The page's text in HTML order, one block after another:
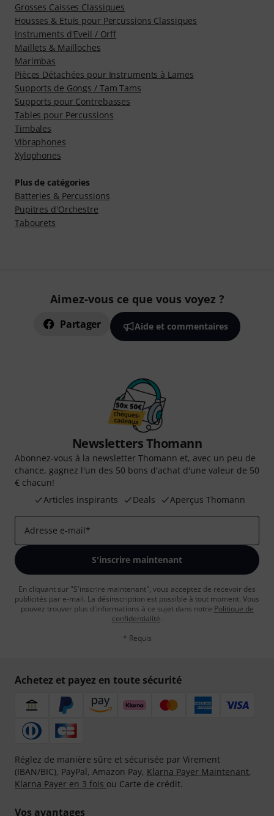
Grosses Caisses Classiques
Housses & Etuis pour Percussions Classiques
Instruments d'Eveil / Orff
Maillets & Mailloches
Marimbas
Pièces Détachées pour Instruments à Lames
Supports de Gongs / Tam Tams
Supports pour Contrebasses
Tables pour Percussions
Timbales
Vibraphones
Xylophones
Plus de catégories
Batteries & Percussions
Pupitres d'Orchestre
Tabourets
Aimez-vous ce que vous voyez ?
Partager Aide et commentaires
Newsletters Thomann
Abonnez-vous à la newsletter Thomann et, avec un peu de
chance, gagnez l'un des 50 bons d'achat d'une valeur de 50
€ chacun!
Articles inspirants
Deals Aperçus Thomann
Adresse e-mail*
S'inscrire maintenant
En cliquant sur "S'inscrire maintenant", vous acceptez de recevoir des
publicités par e-mail. La désinscription est possible à tout moment. Vous
pouvez trouver plus d'informations à ce sujet dans notre Politique de
confidentialité.
* Requis
Achetez et payez en toute sécurité
Réglez de manière sûre et sécurisée par Virement
(IBAN/BIC), PayPal, Amazon Pay, Klarna Payer Maintenant,
Klarna Payer en 3 fois ou Carte de crédit.
Vos avantages